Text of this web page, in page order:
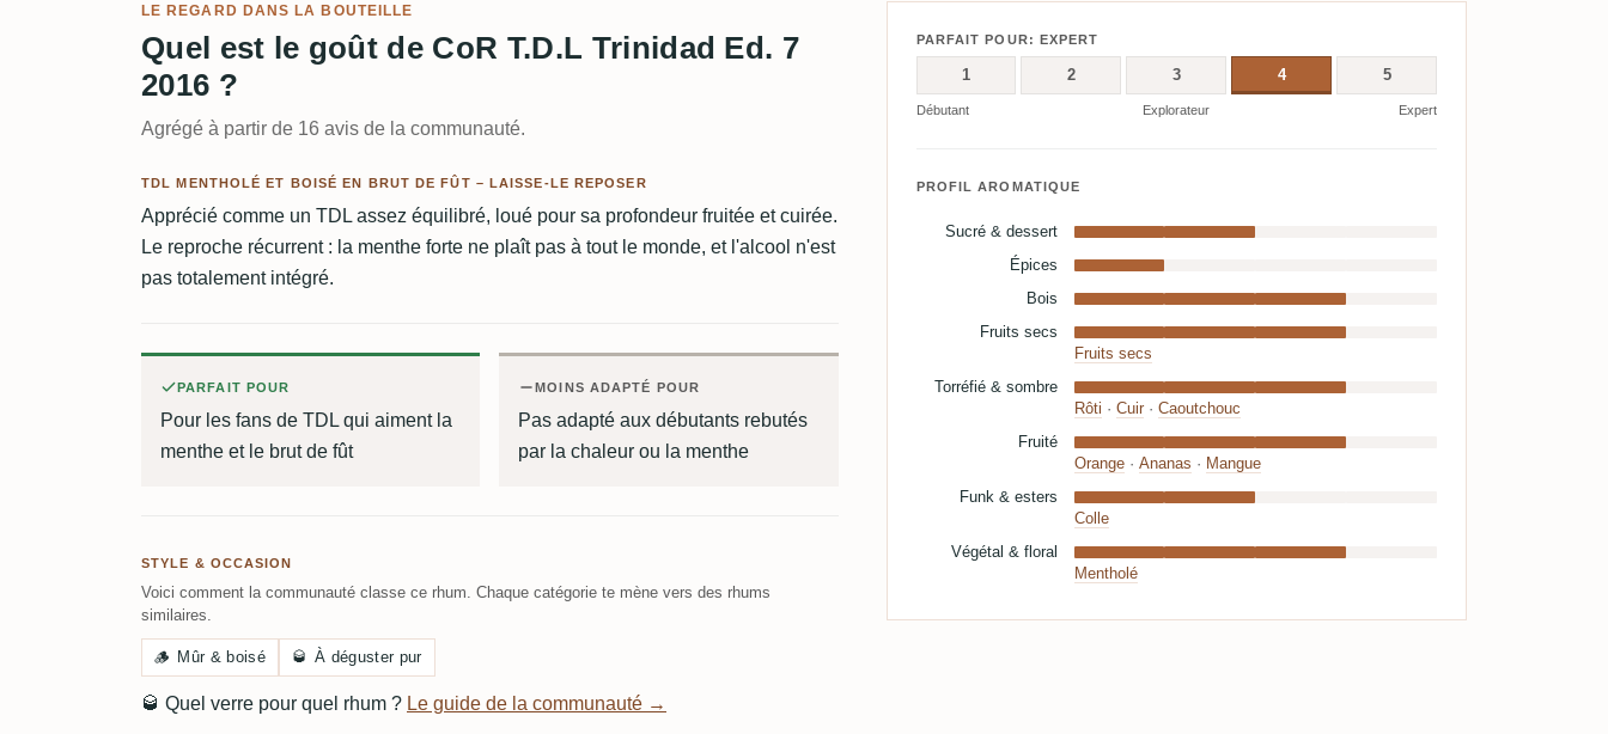
LE REGARD DANS LA BOUTEILLE
Quel est le goût de CoR T.D.L Trinidad Ed. 7
2016 ?
Agrégé à partir de 16 avis de la communauté.
TDL MENTHOLÉ ET BOISÉ EN BRUT DE FÛT – LAISSE-LE REPOSER
Apprécié comme un TDL assez équilibré, loué pour sa profondeur fruitée et cuirée.
Le reproche récurrent : la menthe forte ne plaît pas à tout le monde, et l'alcool n'est
pas totalement intégré.
PARFAIT POUR
Pour les fans de TDL qui aiment la
menthe et le brut de fût
MOINS ADAPTÉ POUR
Pas adapté aux débutants rebutés
par la chaleur ou la menthe
STYLE & OCCASION
Voici comment la communauté classe ce rhum. Chaque catégorie te mène vers des rhums
similaires.
🪵 Mûr & boisé 🥃 À déguster pur
🥃 Quel verre pour quel rhum ? Le guide de la communauté →
PARFAIT POUR: EXPERT
1 2 3 4 5
Débutant Explorateur Expert
PROFIL AROMATIQUE
Sucré & dessert
Épices
Bois
Fruits secs
Fruits secs
Torréfié & sombre
Rôti · Cuir· Caoutchouc
Fruité
Orange· Ananas · Mangue
Funk & esters
Colle
Végétal & floral
Mentholé